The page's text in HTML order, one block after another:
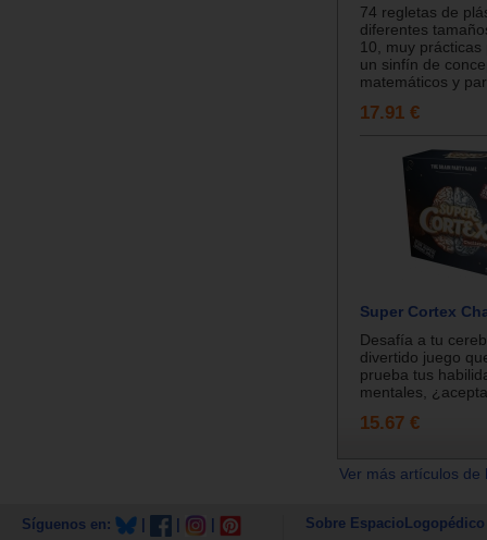
74 regletas de
diferentes
10, muy
un sinfín de
matemáticos y
17.91 €
Super Cortex
Desafía a tu
divertido juego
prueba tus
mentales,
15.67 €
Ver más artículos
Síguenos en: Sobre EspacioLogopédico